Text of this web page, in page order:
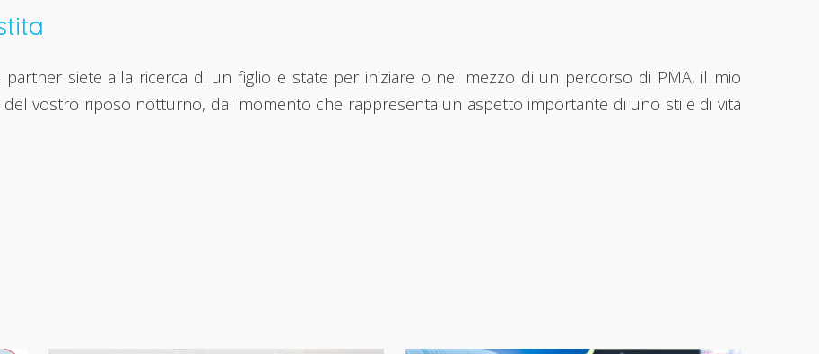
siete alla ricerca di un figlio e state per iniziare o nel mezzo di un percorso di PMA, il mio
vostro riposo notturno, dal momento che rappresenta un aspetto importante di uno stile di vita